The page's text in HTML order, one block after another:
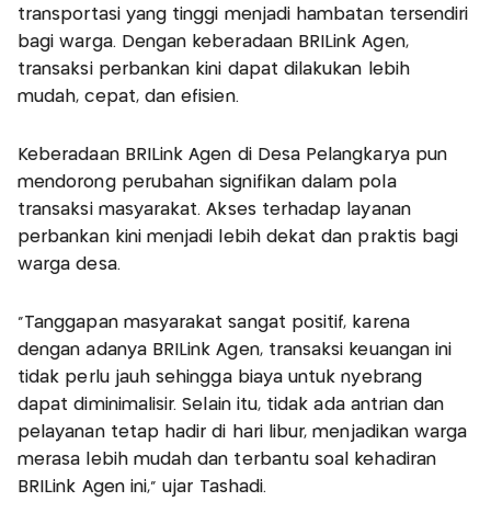
transportasi yang tinggi menjadi hambatan tersendiri
bagi warga. Dengan keberadaan BRILink Agen,
transaksi perbankan kini dapat dilakukan lebih
mudah, cepat, dan efisien.
Keberadaan BRILink Agen di Desa Pelangkarya pun
mendorong perubahan signifikan dalam pola
transaksi masyarakat. Akses terhadap layanan
perbankan kini menjadi lebih dekat dan praktis bagi
warga desa.
“Tanggapan masyarakat sangat positif, karena
dengan adanya BRILink Agen, transaksi keuangan ini
tidak perlu jauh sehingga biaya untuk nyebrang
dapat diminimalisir. Selain itu, tidak ada antrian dan
pelayanan tetap hadir di hari libur, menjadikan warga
merasa lebih mudah dan terbantu soal kehadiran
BRILink Agen ini,” ujar Tashadi.